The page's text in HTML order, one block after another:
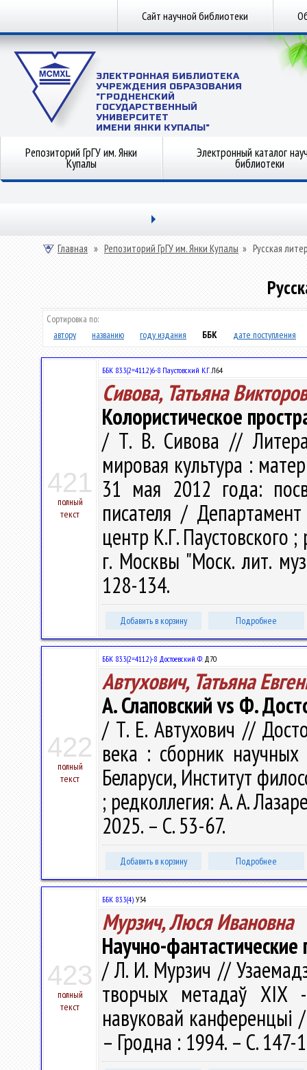
Сайт научной библиотеки
ЭЛЕКТРОННАЯ БИБЛИОТЕКА
УЧРЕЖДЕНИЯ ОБРАЗОВАНИЯ
"ГРОДНЕНСКИЙ
ГОСУДАРСТВЕННЫЙ
УНИВЕРСИТЕТ
ИМЕНИ ЯНКИ КУПАЛЫ"
Репозиторий ГрГУ им. Янки
Купалы
Электронный каталог
библиотеки
Главная » Репозиторий ГрГУ им. Янки Купалы » Русская
Сортировка по:
автору
названию году издания ББК дате поступления
421
полный
текст
ББК 83.3(2=411.2)6-8 Паустовский К.Г.Л64
Сивова, Татьяна
Колористическое
/ Т. В. Сивова //
мировая культура :
31 мая 2012 года:
писателя /
центр К.Г. Паустовского
г. Москвы "Моск. лит.
128-134.
Добавить в корзину Подробнее
422
полный
текст
ББК 83.3(2=411.2)-8 Достоевский Ф.Д70
Автухович, Татьяна
А. Слаповский vs Ф.
/ Т. Е. Автухович //
века : сборник
Беларуси, Институт
; редколлегия: А. А.
2025. – С. 53-67.
Добавить в корзину Подробнее
423
полный
текст
ББК 83.3(4) У34
Мурзич, Люся Ивановна
Научно-
/ Л. И. Мурзич //
творчых метадаў XIX
навуковай канференцыі
– Гродна : 1994. – С. 147-